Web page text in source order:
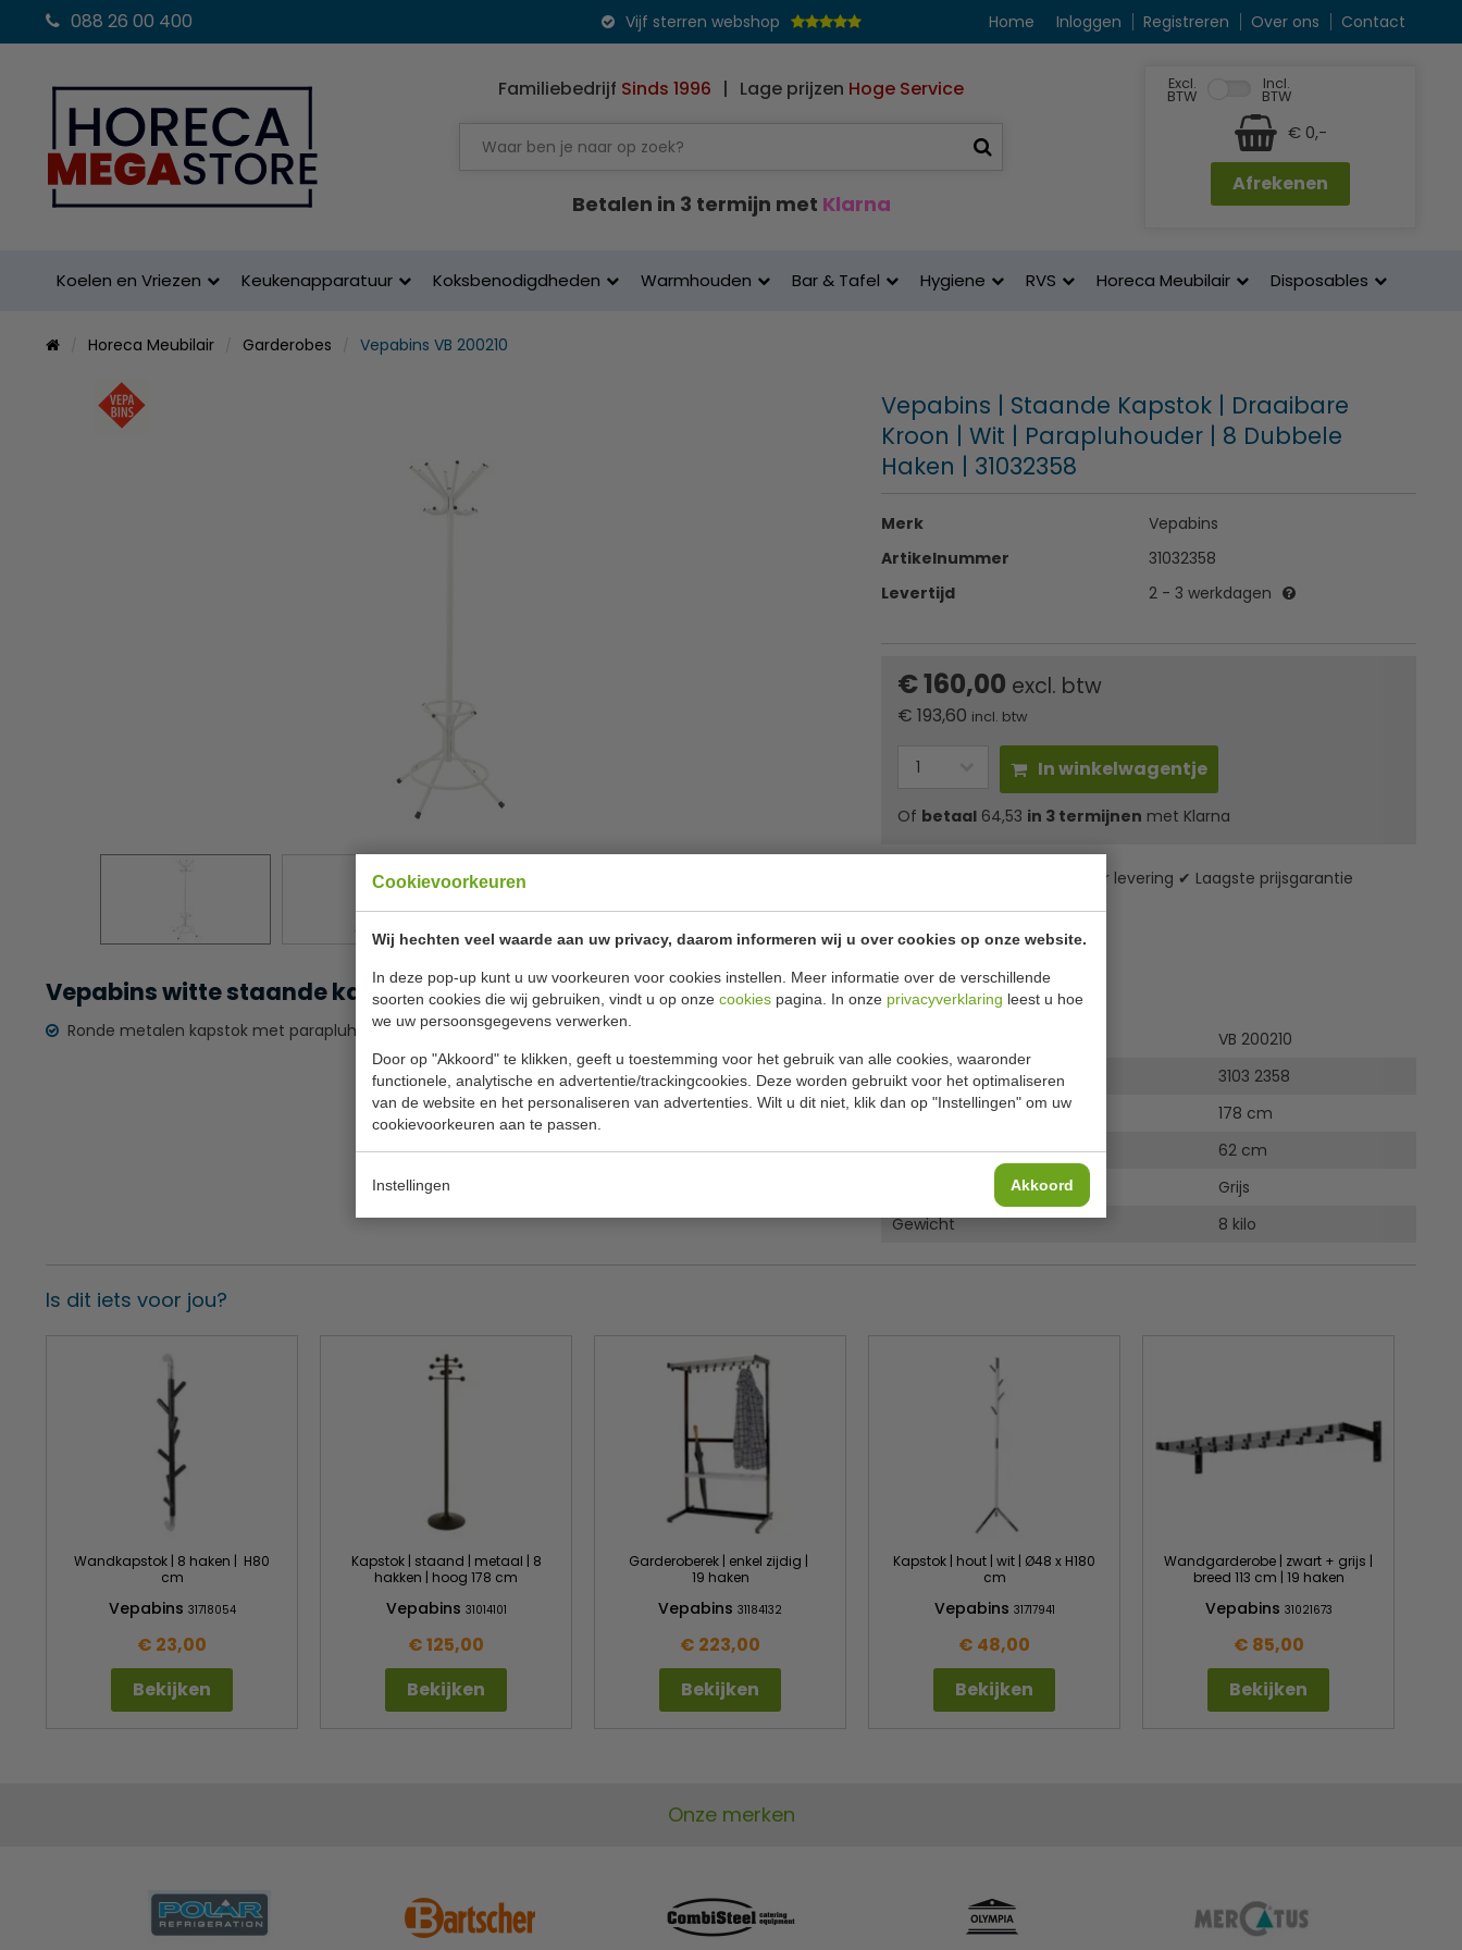
Cookievoorkeuren
Wij hechten veel waarde aan uw privacy, daarom informeren wij u over cookies op onze website.
In deze pop-up kunt u uw voorkeuren voor cookies instellen. Meer informatie over de verschillende
soorten cookies die wij gebruiken, vindt u op onze cookies pagina. In onze privacyverklaring leest u hoe
we uw persoonsgegevens verwerken.
Door op "Akkoord" te klikken, geeft u toestemming voor het gebruik van alle cookies, waaronder
functionele, analytische en advertentie/trackingcookies. Deze worden gebruikt voor het optimaliseren
van de website en het personaliseren van advertenties. Wilt u dit niet, klik dan op "Instellingen" om uw
cookievoorkeuren aan te passen.
Instellingen Akkoord
088 26 00 400 Vijf sterren webshop Home Inloggen Registreren Over ons Contact
Familiebedrijf Sinds 1996 | Lage prijzen Hoge Service
Betalen in 3 termijn met Klarna
Excl.
BTW
Incl.
BTW
€ 0,-
Afrekenen
Koelen en Vriezen Keukenapparatuur Koksbenodigdheden Warmhouden Bar & Tafel Hygiene RVS Horeca Meubilair Disposables
Horeca Meubilair Garderobes Vepabins VB 200210
Vepabins | Staande Kapstok | Draaibare
Kroon | Wit | Parapluhouder | 8 Dubbele
Haken | 31032358
Merk
Vepabins
Artikelnummer
31032358
Levertijd
2 - 3 werkdagen
€ 160,00 excl. btw
€ 193,60 incl. btw
In winkelwagentje
Of betaal64,53 in 3 termijnen met Klarna
✔ Gratis verzending* ✔ 24 uur levering ✔ Laagste prijsgarantie
Vepabins witte staande kapstok met parapluhouder.
Ronde metalen kapstok met parapluhouder en draaibare kroon met 8 dubbele haken.
Specificaties
VB 200210
Nummer
3103 2358
Hoog
178 cm
Diameter
62 cm
Grijs
Gewicht
8 kilo
Is dit iets voor jou?
Wandkapstok | 8 haken | H80
cm
Vepabins 31718054
€ 23,00
Bekijken
Kapstok | staand | metaal | 8
hakken | hoog 178 cm
Vepabins 31014101
€ 125,00
Bekijken
Garderoberek | enkel zijdig |
19 haken
Vepabins 31184132
€ 223,00
Bekijken
Kapstok | hout | wit | Ø48 x H180
cm
Vepabins 31717941
€ 48,00
Bekijken
Wandgarderobe | zwart + grijs |
breed 113 cm | 19 haken
Vepabins 31021673
€ 85,00
Bekijken
Onze merken